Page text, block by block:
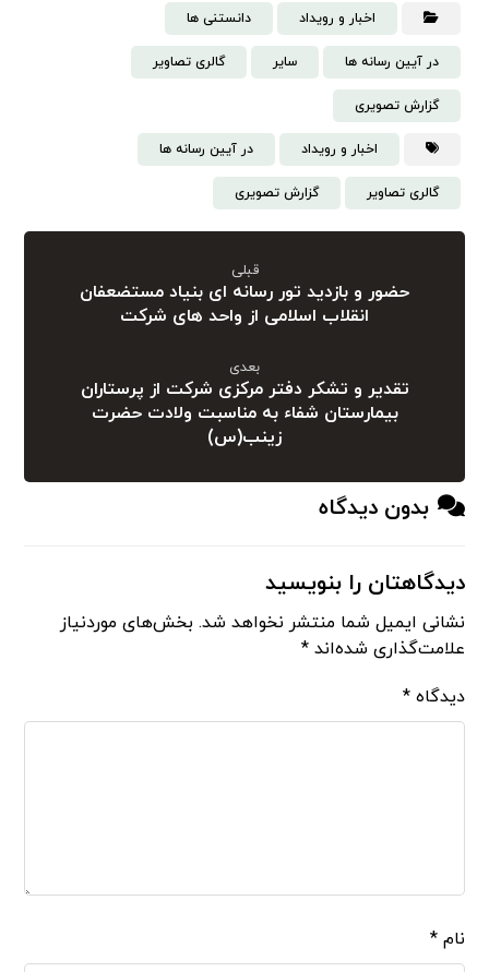
اخبار و رویداد دانستنی‌ ها
در آیین رسانه ها سایر گالری تصاویر
گزارش تصویری
اخبار و رویداد در آیین رسانه ها
گالری تصاویر گزارش تصویری
قبلی
حضور و بازدید تور رسانه ای بنیاد مستضعفان
انقلاب اسلامی از واحد های شرکت
بعدی
تقدیر و تشکر دفتر مرکزی شرکت از پرستاران
بیمارستان شفاء به مناسبت ولادت حضرت
زینب(س)
بدون دیدگاه
دیدگاهتان را بنویسید
نشانی ایمیل شما منتشر نخواهد شد. بخش‌های موردنیاز
علامت‌گذاری شده‌اند*
دیدگاه*
نام*